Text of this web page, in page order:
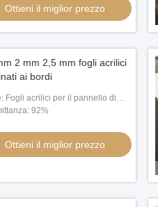
Ottieni il miglior prezzo
2 mm 2,5 mm fogli acrilici
ai bordi
Fogli acrilici per il pannello di
della luce92%
Ottieni il miglior prezzo